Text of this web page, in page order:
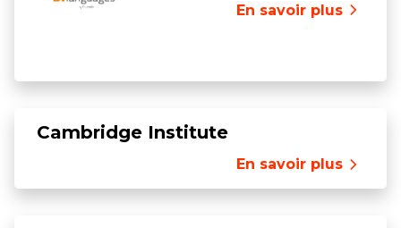
En savoir plus
Cambridge Institute
En savoir plus